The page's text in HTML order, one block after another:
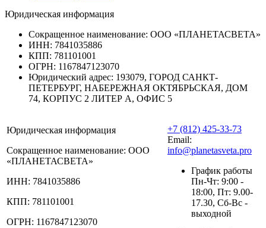
Юридическая информация
Сокращенное наименование: ООО «ПЛАНЕТАСВЕТА»
ИНН: 7841035886
КПП: 781101001
ОГРН: 1167847123070
Юридический адрес: 193079, ГОРОД САНКТ-
ПЕТЕРБУРГ, НАБЕРЕЖНАЯ ОКТЯБРЬСКАЯ, ДОМ
74, КОРПУС 2 ЛИТЕР А, ОФИС 5
Юридическая информация
Сокращенное наименование: ООО
«ПЛАНЕТАСВЕТА»
ИНН: 7841035886
КПП: 781101001
ОГРН: 1167847123070
+7 (812) 425-33-73
Email:
info@planetasveta.pro
График работы
Пн-Чт: 9:00 -
18:00, Пт: 9.00-
17.30, Сб-Вс -
выходной